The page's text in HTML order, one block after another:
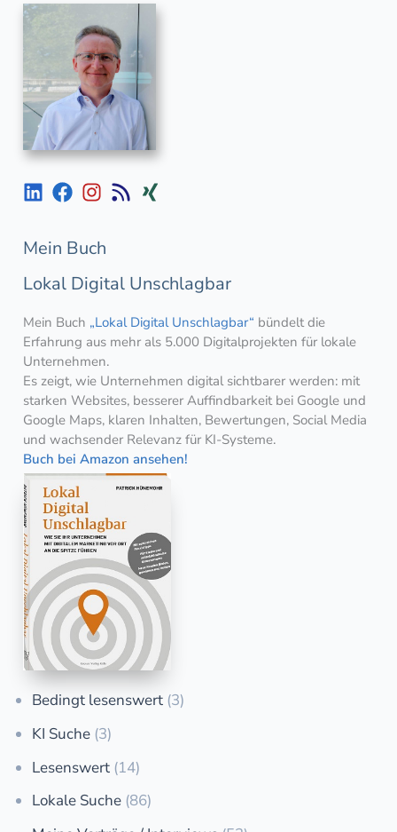
Mein Buch
Lokal Digital Unschlagbar
Mein Buch „Lokal Digital Unschlagbar“ bündelt die
Erfahrung aus mehr als 5.000 Digitalprojekten für lokale
Unternehmen.
Es zeigt, wie Unternehmen digital sichtbarer werden: mit
starken Websites, besserer Auffindbarkeit bei Google und
Google Maps, klaren Inhalten, Bewertungen, Social Media
und wachsender Relevanz für KI-Systeme.
Buch bei Amazon ansehen!
Bedingt lesenswert (3)
KI Suche (3)
Lesenswert (14)
Lokale Suche (86)